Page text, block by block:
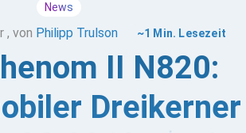
News
, von Philipp Trulson ~1 Min. Lesezeit
II N820:
Dreikerner